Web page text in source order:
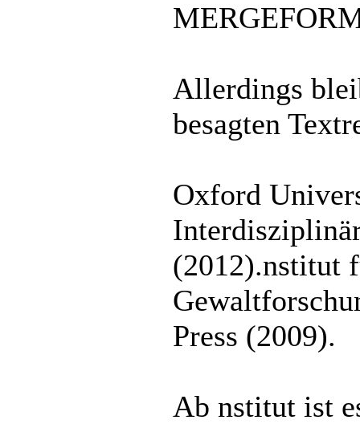
Allerdings
besagten
Oxford
(2012).nstitut
Press (2009).
Ab nstitut ist